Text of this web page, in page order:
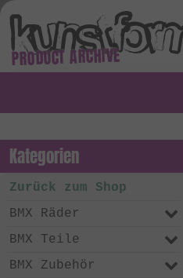
PRODUCT ARCHIVE
Kategorien
Zurück zum Shop
BMX Räder
BMX Teile
BMX Zubehör